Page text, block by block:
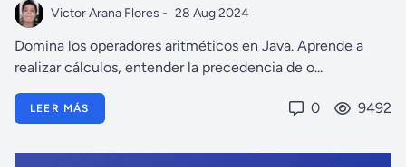
Victor Arana Flores - 28 Aug 2024
Domina los operadores aritméticos en Java. Aprende a
realizar cálculos, entender la precedencia de o...
LEER MÁS 0 9492